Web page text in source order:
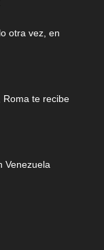
otra vez, en
Roma te recibe
Venezuela